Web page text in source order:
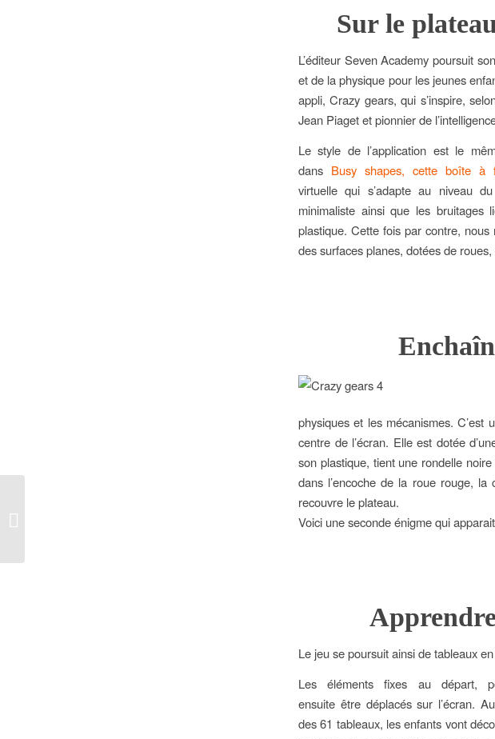
Sur le
L’éditeur Seven Academy poursuit
et de la physique pour les jeunes
appli, Crazy gears, qui s’inspire,
Jean Piaget et pionnier de
Le style de l’application est le
dans Busy shapes, cette boîte à
virtuelle qui s’adapte au niveau
minimaliste ainsi que les
plastique. Cette fois par contre,
des surfaces planes, dotées de
physiques et les mécanismes.
centre de l’écran. Elle est dotée
son plastique, tient une rondelle
dans l’encoche de la roue rouge,
recouvre le plateau.
Voici une seconde énigme qui
Le jeu se poursuit ainsi de tableaux
Les éléments fixes au départ,
ensuite être déplacés sur l’écran.
des 61 tableaux, les enfants vont